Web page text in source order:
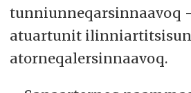
tunniunneqarsinnaavoq
atuartunit
atorneqalersinnaavoq.